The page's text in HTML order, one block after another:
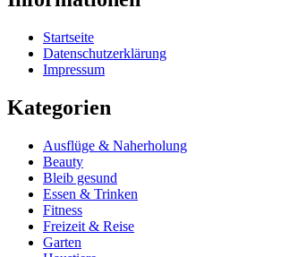
Startseite
Datenschutzerklärung
Impressum
Kategorien
Ausflüge & Naherholung
Beauty
Bleib gesund
Essen & Trinken
Fitness
Freizeit & Reise
Garten